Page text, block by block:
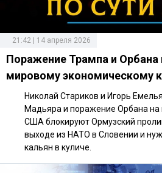
21:42 | 14 апреля 2026
Поражение Трампа и Орбана
мировому экономическому
Николай Стариков и Игорь
Мадьяра и поражение Орбана на
США блокируют Ормузский
выходе из НАТО в Словении и
кальян в куличе.